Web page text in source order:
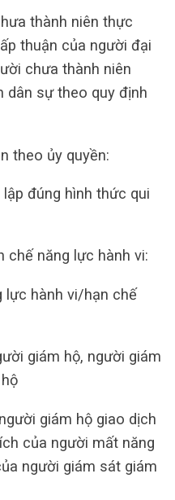
thành niên thực
thuận của người đại
chưa thành niên
dân sự theo quy định
theo ủy quyền:
đúng hình thức qui
chế năng lực hành vi:
lực hành vi/hạn chế
giám hộ, người giám
giám hộ giao dịch
của người mất năng
người giám sát giám